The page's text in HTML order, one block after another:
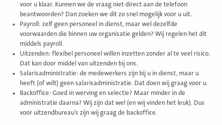
voor u klaar. Kunnen we de vraag niet direct aan de telefoon
beantwoorden? Dan zoeken we dit zo snel mogelijk voor u uit.
Payroll: zelf geen personeel in dienst, maar wel dezelfde
voorwaarden die binnen uw organisatie gelden? Wij regelen het dit
middels payroll.
Uitzenden: flexibel personeel willen inzetten zonder al te veel risico.
Dat kan door middel van uitzenden bij ons.
Salarisadministratie: de medewerkers zijn bij u in dienst, maar u
heeft (of wilt) geen salarisadministratie. Dat doen wij graag voor u.
Backoffice: Goed in werving en selectie? Maar minder in de
administratie daarna? Wij zijn dat wel (en wij vinden het leuk). Dus
voor uitzendbureau’s zijn wij graag de backoffice.